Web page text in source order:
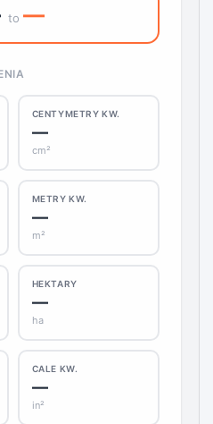
to —
CENTYMETRY KW.
—
cm²
METRY KW.
—
m²
HEKTARY
—
ha
CALE KW.
—
in²